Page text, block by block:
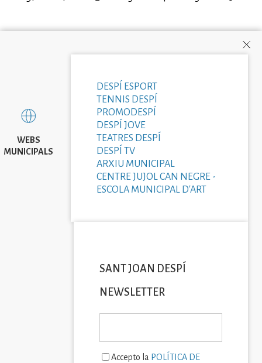
WEBS
MUNICIPALS
DESPÍ ESPORT
TENNIS DESPÍ
PROMODESPÍ
DESPÍ JOVE
TEATRES DESPÍ
DESPÍ TV
ARXIU MUNICIPAL
CENTRE JUJOL CAN NEGRE -
ESCOLA MUNICIPAL D'ART
SANT JOAN DESPÍ
NEWSLETTER
Accepto la POLÍTICA DE